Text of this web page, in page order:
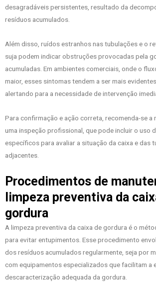
desagradáveis persistentes, resultado da
resíduos acumulados.
Além disso, ruídos estranhos nas tubulações e o
suja podem indicar obstruções provocadas pela
acumuladas. Em ambientes comerciais, onde o
maior, esses sintomas tendem a ser mais
alertando para a necessidade de intervenção
Para confirmação e ação correta, recomenda-se a
uma inspeção profissional, que pode incluir o uso
específicos para avaliar a situação da caixa e das
adjacentes.
Procedimentos de
limpeza preventiva da
gordura
A limpeza preventiva da caixa de gordura é o
para evitar entupimentos. Esse procedimento
dos resíduos acumulados regularmente, seja por
com equipamentos especializados que facilitam a
descaracterização adequada da gordura.